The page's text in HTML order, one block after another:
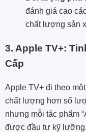
đánh giá cao
chất lượng sản
3. Apple TV+:
Cấp
Apple TV+ đi theo
chất lượng hơn số
nhưng mỗi tác phẩm
được đầu tư kỹ lưỡng.